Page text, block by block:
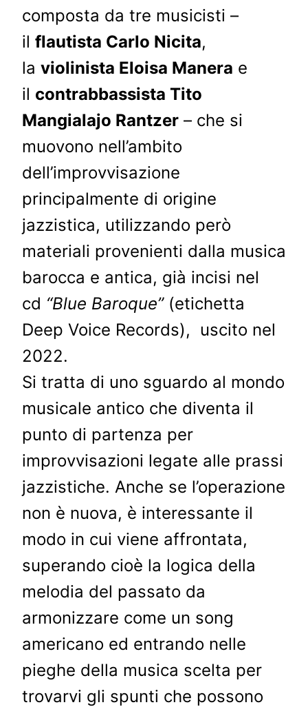
composta da tre musicisti –
il flautista Carlo Nicita,
la violinista Eloisa Manera e
il contrabbassista Tito
Mangialajo Rantzer – che si
muovono nell’ambito
dell’improvvisazione
principalmente di origine
jazzistica, utilizzando però
materiali provenienti dalla musica
barocca e antica, già incisi nel
cd “Blue Baroque”(etichetta
Deep Voice Records), uscito nel
2022.
Si tratta di uno sguardo al mondo
musicale antico che diventa il
punto di partenza per
improvvisazioni legate alle prassi
jazzistiche. Anche se l’operazione
non è nuova, è interessante il
modo in cui viene affrontata,
superando cioè la logica della
melodia del passato da
armonizzare come un song
americano ed entrando nelle
pieghe della musica scelta per
trovarvi gli spunti che possono